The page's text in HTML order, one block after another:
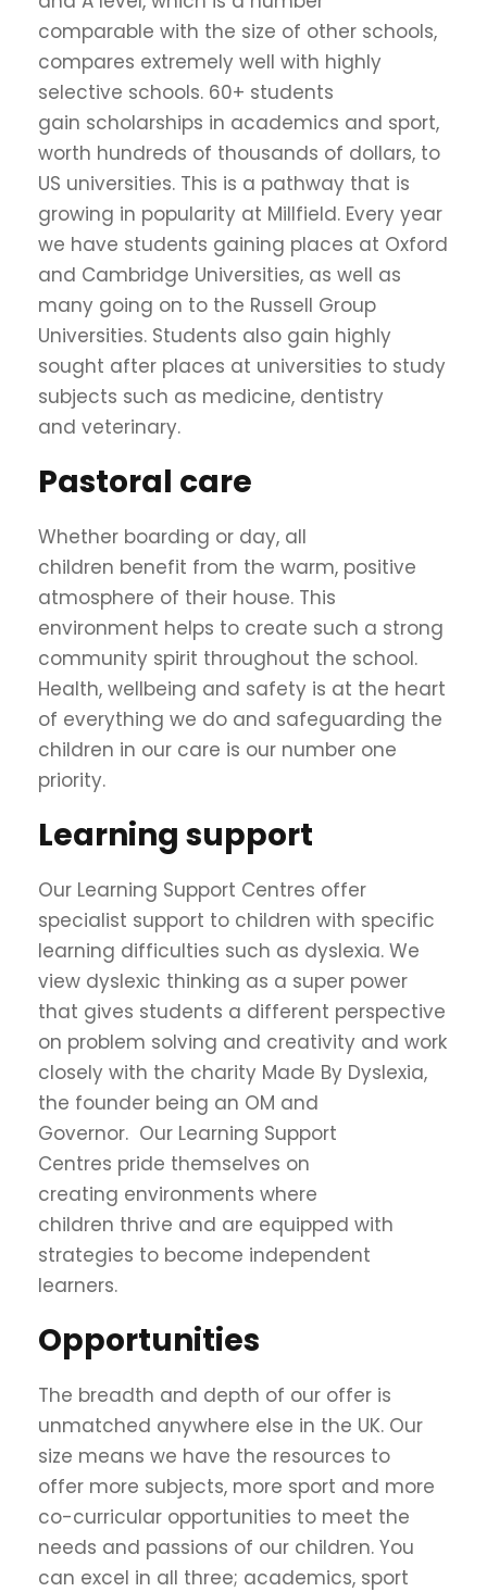
comparable with the size of other schools,
compares extremely well with highly
selective schools. 60+ students
gain scholarships in academics and sport,
worth hundreds of thousands of dollars, to
US universities. This is a pathway that is
growing in popularity at Millfield. Every year
we have students gaining places at Oxford
and Cambridge Universities, as well as
many going on to the Russell Group
Universities. Students also gain highly
sought after places at universities to study
subjects such as medicine, dentistry
and veterinary.
Pastoral care
Whether boarding or day, all
children benefit from the warm, positive
atmosphere of their house. This
environment helps to create such a strong
community spirit throughout the school.
Health, wellbeing and safety is at the heart
of everything we do and safeguarding the
children in our care is our number one
priority.
Learning support
Our Learning Support Centres offer
specialist support to children with specific
learning difficulties such as dyslexia. We
view dyslexic thinking as a super power
that gives students a different perspective
on problem solving and creativity and work
closely with the charity Made By Dyslexia,
the founder being an OM and
Governor. Our Learning Support
Centres pride themselves on
creating environments where
children thrive and are equipped with
strategies to become independent
learners.
Opportunities
The breadth and depth of our offer is
unmatched anywhere else in the UK. Our
size means we have the resources to
offer more subjects, more sport and more
co-curricular opportunities to meet the
needs and passions of our children. You
can excel in all three; academics, sport